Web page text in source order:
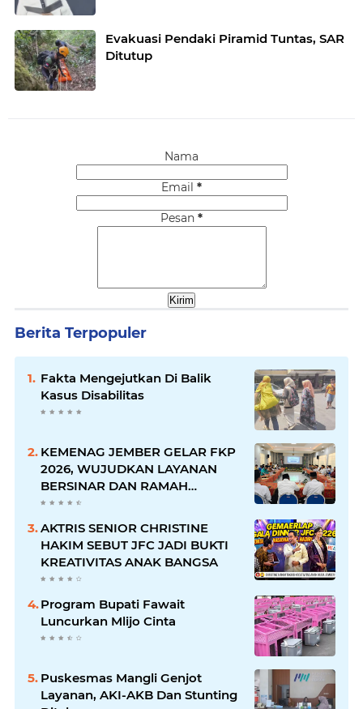
Evakuasi Pendaki Piramid Tuntas, SAR
Ditutup
Nama
Email *
Pesan *
Berita Terpopuler
Fakta Mengejutkan Di Balik
Kasus Disabilitas
KEMENAG JEMBER GELAR FKP
2026, WUJUDKAN LAYANAN
BERSINAR DAN RAMAH
DISABILITAS
AKTRIS SENIOR CHRISTINE
HAKIM SEBUT JFC JADI BUKTI
KREATIVITAS ANAK BANGSA
Program Bupati Fawait
Luncurkan Mlijo Cinta
Puskesmas Mangli Genjot
Layanan, AKI-AKB Dan Stunting